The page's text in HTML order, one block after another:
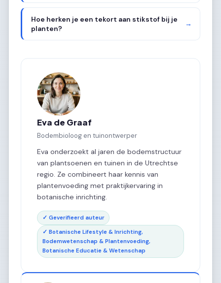
Hoe herken je een tekort aan stikstof bij je
planten?
→
Eva de Graaf
Bodembioloog en tuinontwerper
Eva onderzoekt al jaren de bodemstructuur
van plantsoenen en tuinen in de Utrechtse
regio. Ze combineert haar kennis van
plantenvoeding met praktijkervaring in
botanische inrichting.
✓ Geverifieerd auteur
✓ Botanische Lifestyle & Inrichting,
Bodemwetenschap & Plantenvoeding,
Botanische Educatie & Wetenschap